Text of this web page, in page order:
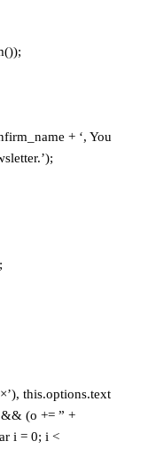
+ ‘, You
this.options.text
(o += ” +
i = 0; i <